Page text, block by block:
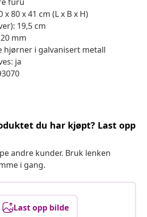
x 80 x 41 cm (L x B x H)
19,5 cm
mm
hjørner i galvanisert metall
ja
du har kjøpt? Last opp
andre kunder. Bruk lenken
i gang.
Last opp bilde